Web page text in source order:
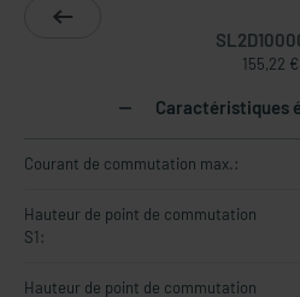
155,22 €
Caractéristiques
Courant de commutation max.:
Hauteur de point de commutation
S1:
Hauteur de point de commutation